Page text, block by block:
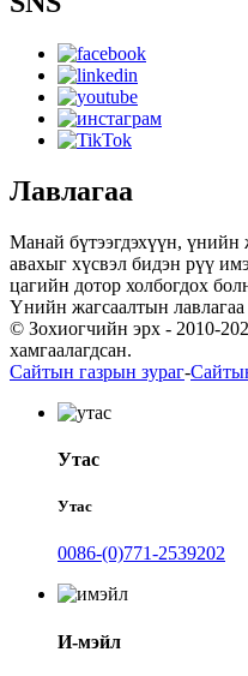
Лавлагаа
Манай бүтээгдэхүүн, үнийн
авахыг хүсвэл бидэн рүү
цагийн дотор холбогдох
Үнийн жагсаалтын лавлагаа
© Зохиогчийн эрх - 2010-
хамгаалагдсан.
Сайтын газрын зураг-
Утас
Утас
0086-(0)771-2539202
И-мэйл